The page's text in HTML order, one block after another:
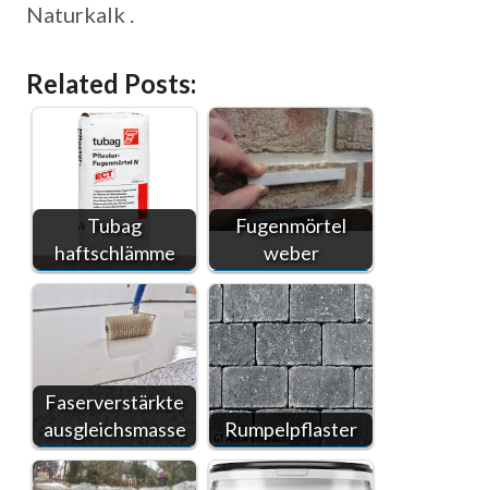
Naturkalk .
Related Posts:
Tubag
haftschlämme
Fugenmörtel
weber
Faserverstärkte
ausgleichsmasse
Rumpelpflaster